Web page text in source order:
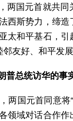
两国元首就共
西斯势力，缔
太和平基石，
邻友好、和平
普总统访华的
两国元首同意
领域对话合作